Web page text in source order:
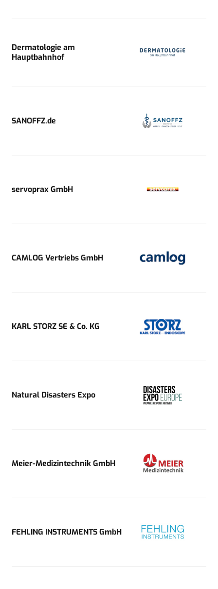
Dermatologie am
Hauptbahnhof
SANOFFZ.de
servoprax GmbH
CAMLOG Vertriebs GmbH
KARL STORZ SE & Co. KG
Natural Disasters Expo
Meier-Medizintechnik GmbH
FEHLING INSTRUMENTS GmbH